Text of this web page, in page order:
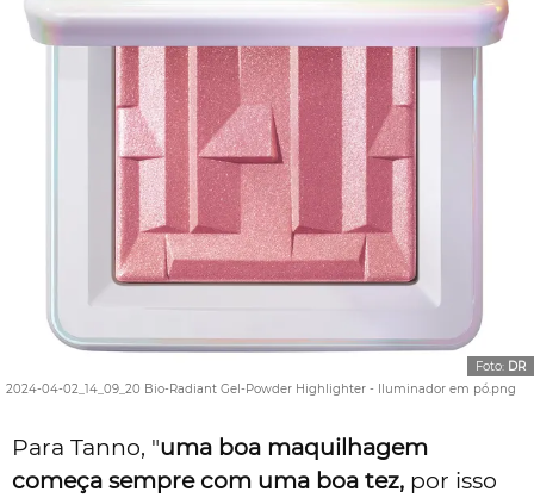
2024-04-02_14_09_20 Bio-Radiant Gel-Powder Highlighter - Iluminador em pó.png
Foto: DR
Para Tanno, "uma boa maquilhagem
começa sempre com uma boa tez, por isso